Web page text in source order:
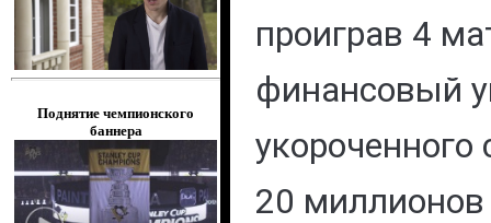
Поднятие чемпионского
баннера
проиграв 4
финансовый
20